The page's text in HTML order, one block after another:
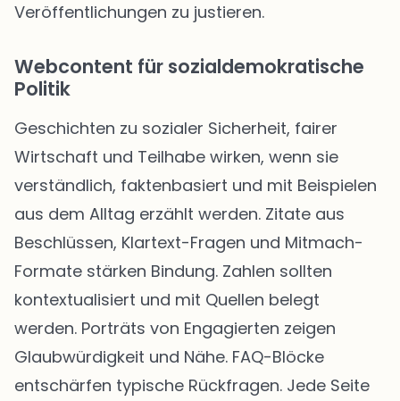
Veröffentlichungen zu justieren.
Webcontent für sozialdemokratische
Politik
Geschichten zu sozialer Sicherheit, fairer
Wirtschaft und Teilhabe wirken, wenn sie
verständlich, faktenbasiert und mit Beispielen
aus dem Alltag erzählt werden. Zitate aus
Beschlüssen, Klartext-Fragen und Mitmach-
Formate stärken Bindung. Zahlen sollten
kontextualisiert und mit Quellen belegt
werden. Porträts von Engagierten zeigen
Glaubwürdigkeit und Nähe. FAQ-Blöcke
entschärfen typische Rückfragen. Jede Seite